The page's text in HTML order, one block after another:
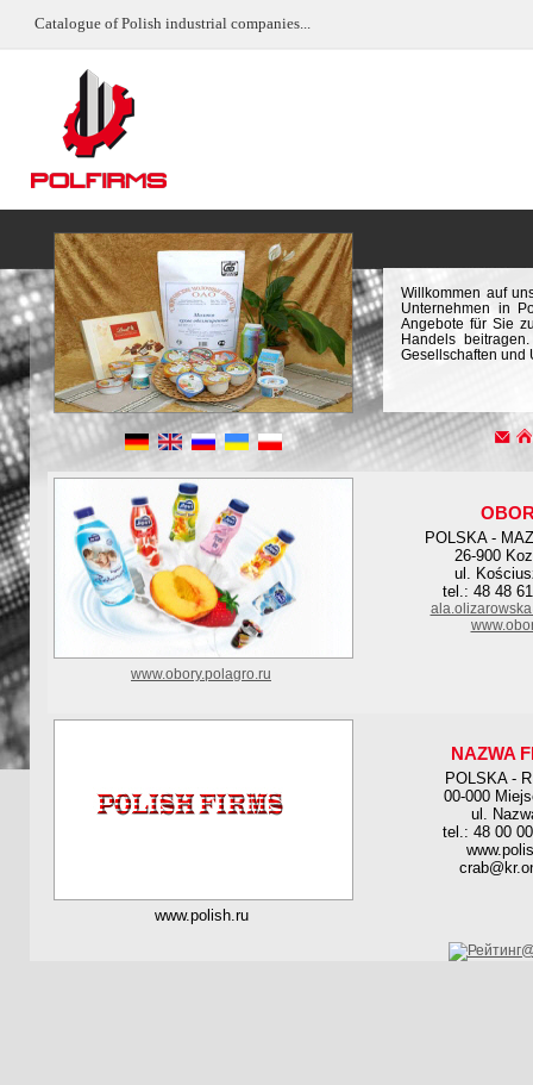
Catalogue of Polish industrial companies...
Willkommen auf
Unternehmen in
Angebote für Sie
Handels
Gesellschaften und
POLSKA -
26-900
ul.
tel.: 48 48
www.obory.polagro.ru
NAZWA
POLSKA -
00-000
ul.
tel.: 48 00
www.polish.ru